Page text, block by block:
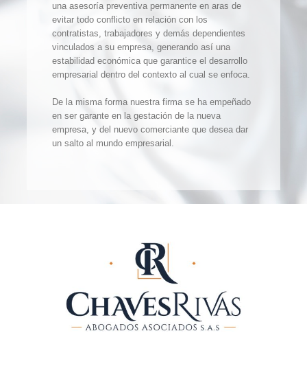
una asesoría preventiva permanente en aras de
evitar todo conflicto en relación con los
contratistas, trabajadores y demás dependientes
vinculados a su empresa, generando así una
estabilidad económica que garantice el desarrollo
empresarial dentro del contexto al cual se enfoca.
De la misma forma nuestra firma se ha empeñado
en ser garante en la gestación de la nueva
empresa, y del nuevo comerciante que desea dar
un salto al mundo empresarial.